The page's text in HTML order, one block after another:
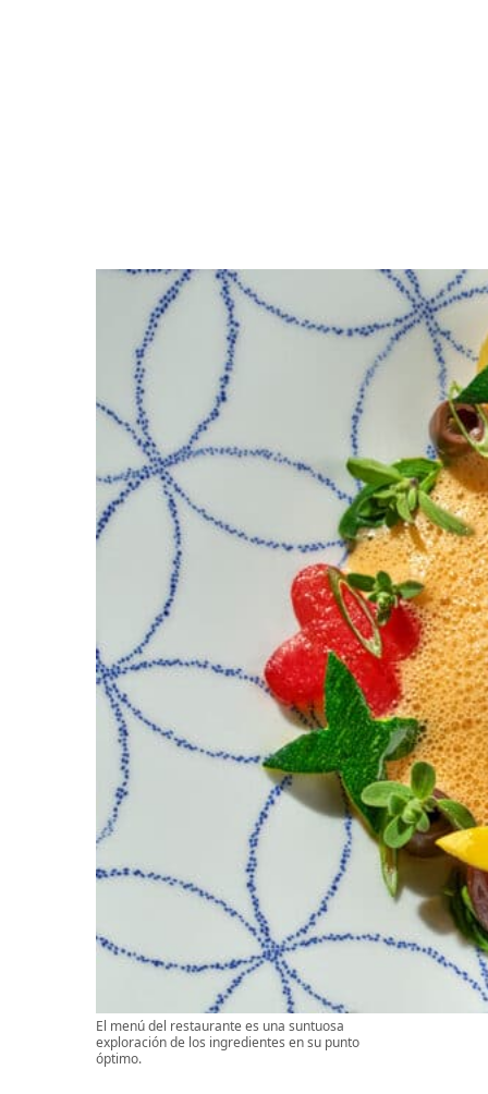
El menú del restaurante es una suntuosa
exploración de los ingredientes en su punto
óptimo.